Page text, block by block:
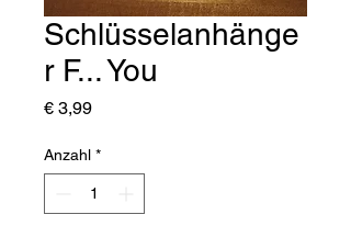
Schlüsselanhänge
r F... You
€ 3,99Preis
Anzahl *